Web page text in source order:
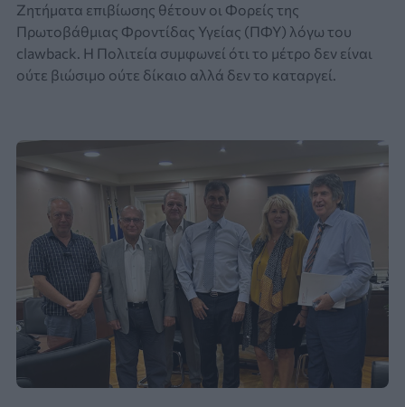
Ζητήματα επιβίωσης θέτουν οι Φορείς της
Πρωτοβάθμιας Φροντίδας Υγείας (ΠΦΥ) λόγω του
clawback. Η Πολιτεία συμφωνεί ότι το μέτρο δεν είναι
ούτε βιώσιμο ούτε δίκαιο αλλά δεν το καταργεί.